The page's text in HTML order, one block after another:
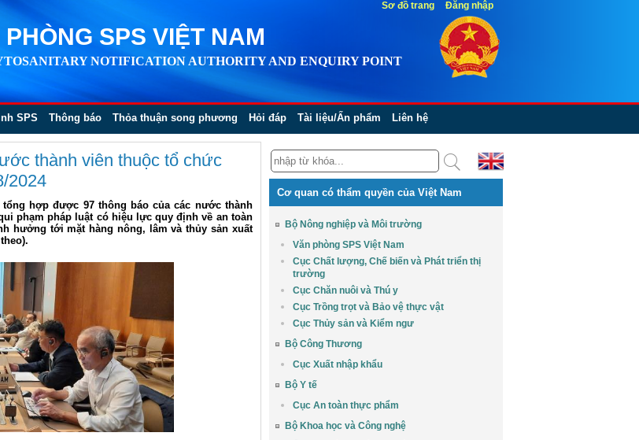
SPS VIỆT NAM
NOTIFICATION AUTHORITY AND ENQUIRY POINT
SPS Thông báo Thỏa thuận song phương Hỏi đáp Tài liệu/Ấn phẩm Liên hệ
thành viên thuộc tổ chức
2024
tổng hợp được 97 thông báo của các nước thành
phạm pháp luật có hiệu lực quy định về an toàn
hưởng tới mặt hàng nông, lâm và thủy sản xuất
Cơ quan có thẩm quyền của Việt Nam
Bộ Nông nghiệp và Môi trường
Văn phòng SPS Việt Nam
Cục Chất lượng, Chế biến và Phát triển thị
trường
Cục Chăn nuôi và Thú y
Cục Trồng trọt và Bảo vệ thực vật
Cục Thủy sản và Kiểm ngư
Bộ Công Thương
Cục Xuất nhập khẩu
Bộ Y tế
Cục An toàn thực phẩm
Bộ Khoa học và Công nghệ
Sơ đồ trang Đăng nhập